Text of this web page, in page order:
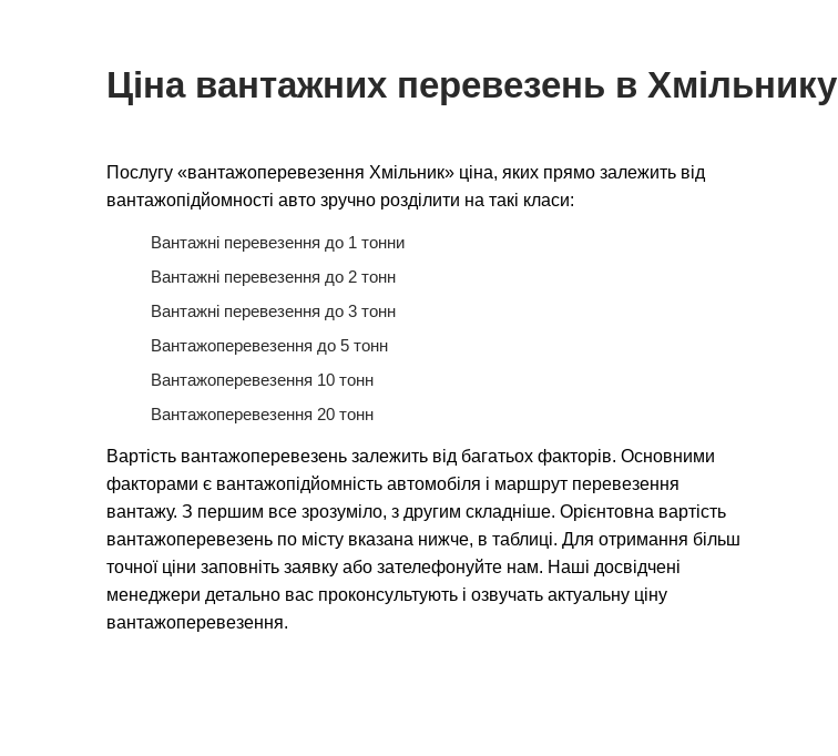
Ціна вантажних перевезень в Хмільнику
Послугу «вантажоперевезення Хмільник» ціна, яких прямо залежить від
вантажопідйомності авто зручно розділити на такі класи:
Вантажні перевезення до 1 тонни
Вантажні перевезення до 2 тонн
Вантажні перевезення до 3 тонн
Вантажоперевезення до 5 тонн
Вантажоперевезення 10 тонн
Вантажоперевезення 20 тонн
Вартість вантажоперевезень залежить від багатьох факторів. Основними
факторами є вантажопідйомність автомобіля і маршрут перевезення
вантажу. З першим все зрозуміло, з другим складніше. Орієнтовна вартість
вантажоперевезень по місту вказана нижче, в таблиці. Для отримання більш
точної ціни заповніть заявку або зателефонуйте нам. Наші досвідчені
менеджери детально вас проконсультують і озвучать актуальну ціну
вантажоперевезення.